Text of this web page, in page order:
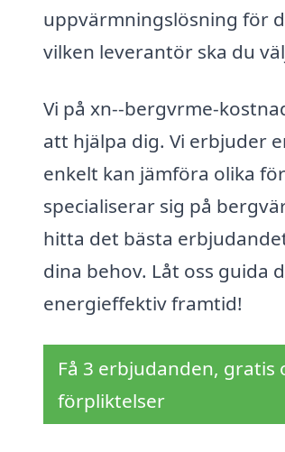
uppvärmningslösning för
vilken leverantör ska du
Vi på xn--bergvrme-
att hjälpa dig. Vi erbjuder
enkelt kan jämföra olika
specialiserar sig på
hitta det bästa
dina behov. Låt oss guida
energieffektiv framtid!
Få 3 erbjudanden, gratis
förpliktelser